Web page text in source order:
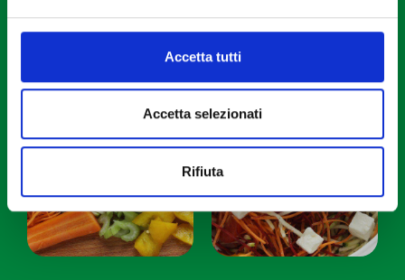
Approfondisci come vengono elaborati i tuoi dati personali
modificare o ritirare il tuo consenso in qualsiasi momento
dalla Dichiarazione sui cookie.
annunci, per fornire funzionalità dei social media e per
analizzare il nostro traffico. Condividiamo inoltre
informazioni sul modo in cui utilizzi il nostro sito con i
nostri partner che si occupano di analisi dei dati web,
Accetta tutti
Accetta selezionati
Rifiuta